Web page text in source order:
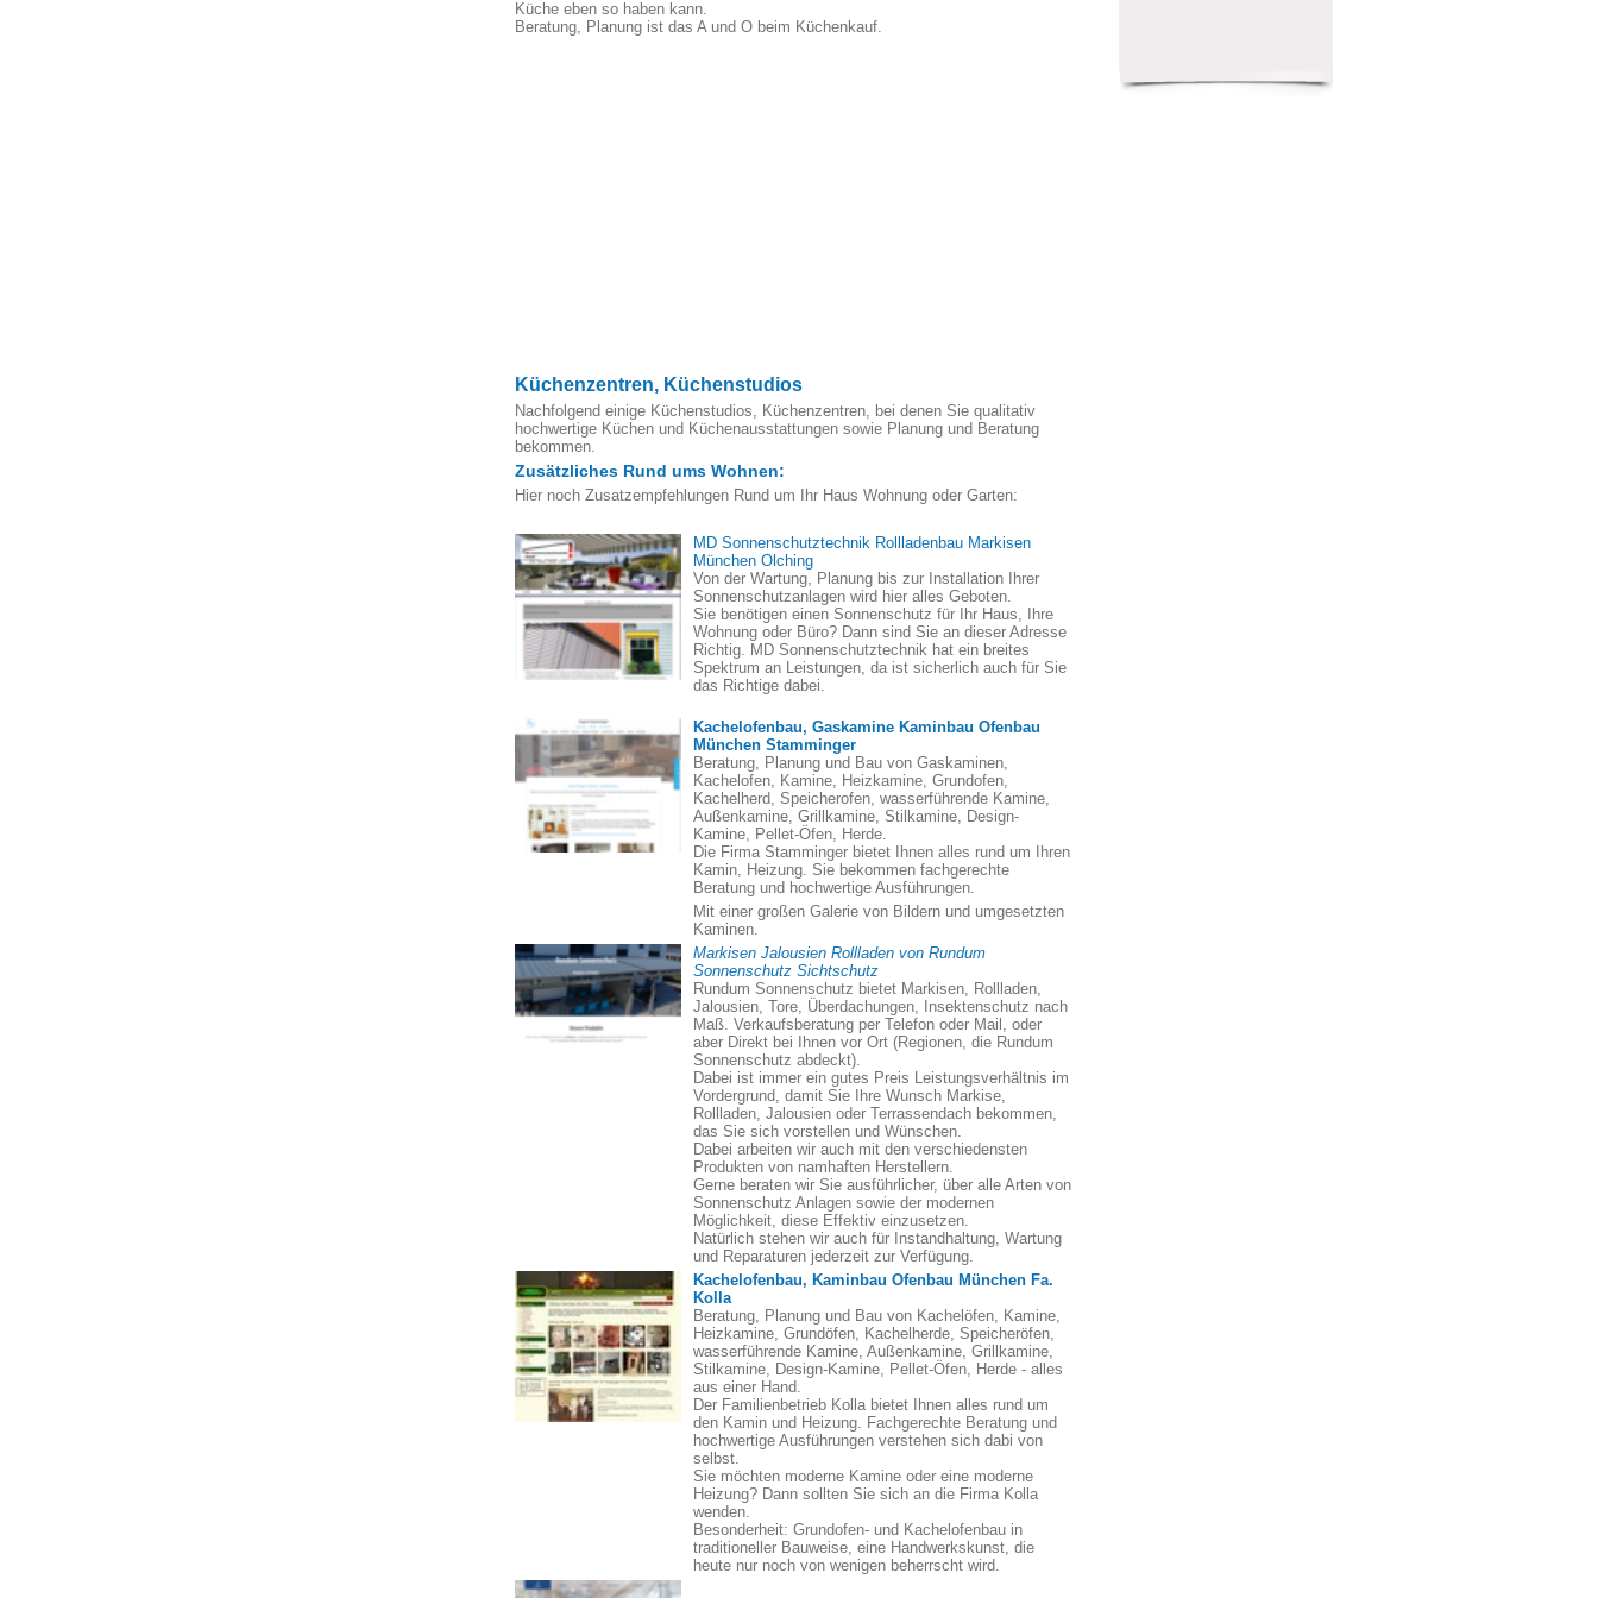
Küche eben so haben kann.
Beratung, Planung ist das A und O beim Küchenkauf.
Küchenzentren, Küchenstudios
Nachfolgend einige Küchenstudios, Küchenzentren, bei denen Sie qualitativ
hochwertige Küchen und Küchenausstattungen sowie Planung und Beratung
bekommen.
Zusätzliches Rund ums Wohnen:
Hier noch Zusatzempfehlungen Rund um Ihr Haus Wohnung oder Garten:
MD Sonnenschutztechnik Rollladenbau Markisen
München Olching
Von der Wartung, Planung bis zur Installation Ihrer
Sonnenschutzanlagen wird hier alles Geboten.
Sie benötigen einen Sonnenschutz für Ihr Haus, Ihre
Wohnung oder Büro? Dann sind Sie an dieser Adresse
Richtig. MD Sonnenschutztechnik hat ein breites
Spektrum an Leistungen, da ist sicherlich auch für Sie
das Richtige dabei.
Kachelofenbau, Gaskamine Kaminbau Ofenbau
München Stamminger
Beratung, Planung und Bau von Gaskaminen,
Kachelofen, Kamine, Heizkamine, Grundofen,
Kachelherd, Speicherofen, wasserführende Kamine,
Außenkamine, Grillkamine, Stilkamine, Design-
Kamine, Pellet-Öfen, Herde.
Die Firma Stamminger bietet Ihnen alles rund um Ihren
Kamin, Heizung. Sie bekommen fachgerechte
Beratung und hochwertige Ausführungen.
Mit einer großen Galerie von Bildern und umgesetzten
Kaminen.
Markisen Jalousien Rollladen von Rundum
Sonnenschutz Sichtschutz
Rundum Sonnenschutz bietet Markisen, Rollladen,
Jalousien, Tore, Überdachungen, Insektenschutz nach
Maß. Verkaufsberatung per Telefon oder Mail, oder
aber Direkt bei Ihnen vor Ort (Regionen, die Rundum
Sonnenschutz abdeckt).
Dabei ist immer ein gutes Preis Leistungsverhältnis im
Vordergrund, damit Sie Ihre Wunsch Markise,
Rollladen, Jalousien oder Terrassendach bekommen,
das Sie sich vorstellen und Wünschen.
Dabei arbeiten wir auch mit den verschiedensten
Produkten von namhaften Herstellern.
Gerne beraten wir Sie ausführlicher, über alle Arten von
Sonnenschutz Anlagen sowie der modernen
Möglichkeit, diese Effektiv einzusetzen.
Natürlich stehen wir auch für Instandhaltung, Wartung
und Reparaturen jederzeit zur Verfügung.
Kachelofenbau, Kaminbau Ofenbau München Fa.
Kolla
Beratung, Planung und Bau von Kachelöfen, Kamine,
Heizkamine, Grundöfen, Kachelherde, Speicheröfen,
wasserführende Kamine, Außenkamine, Grillkamine,
Stilkamine, Design-Kamine, Pellet-Öfen, Herde - alles
aus einer Hand.
Der Familienbetrieb Kolla bietet Ihnen alles rund um
den Kamin und Heizung. Fachgerechte Beratung und
hochwertige Ausführungen verstehen sich dabi von
selbst.
Sie möchten moderne Kamine oder eine moderne
Heizung? Dann sollten Sie sich an die Firma Kolla
wenden.
Besonderheit: Grundofen- und Kachelofenbau in
traditioneller Bauweise, eine Handwerkskunst, die
heute nur noch von wenigen beherrscht wird.